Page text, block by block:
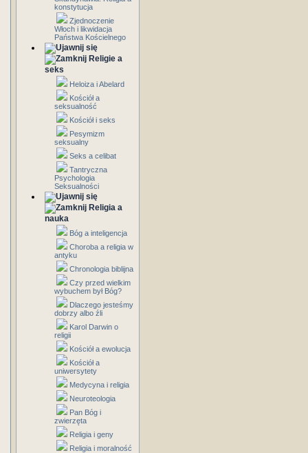
konstytucja
Zjednoczenie
Włoch i likwidacja
Państwa Kościelnego
Religie a
seks
Heloiza i Abelard
Kościół a
seksualność
Kościół i seks
Pesymizm
seksualny
Seks a celibat
Tantryczna
Psychologia
Seksualności
Religia a
nauka
Bóg a inteligencja
Choroba a religia w
antyku
Chronologia biblijna
Czy przed wielkim
wybuchem był Bóg?
Dlaczego jesteśmy
dobrzy albo źli
Karol Darwin o
religii
Kościół a ewolucja
Kościół a
uniwersytety
Medycyna i religia
Neuroteologia
Pan Bóg i
zwierzęta
Religia i geny
Religia i moralność